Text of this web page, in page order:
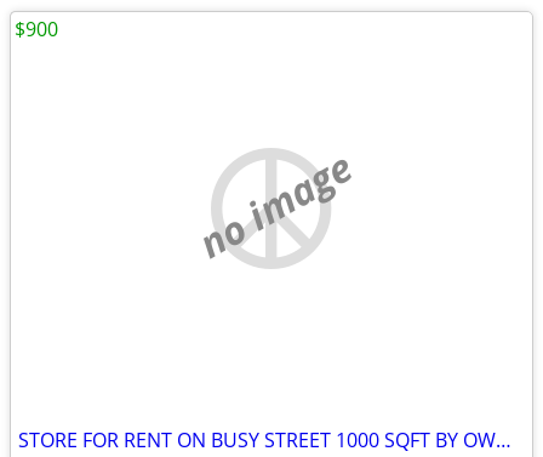
no image
STORE FOR RENT ON BUSY STREET 1000 SQFT BY OWNER
$900